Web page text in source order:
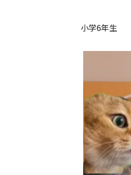
小学6年生